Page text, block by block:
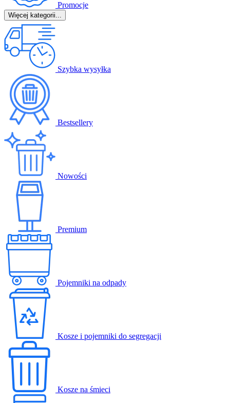
Promocje
Więcej kategorii...
Szybka wysyłka
Bestsellery
Nowości
Premium
Pojemniki na odpady
Kosze i pojemniki do segregacji
Kosze na śmieci